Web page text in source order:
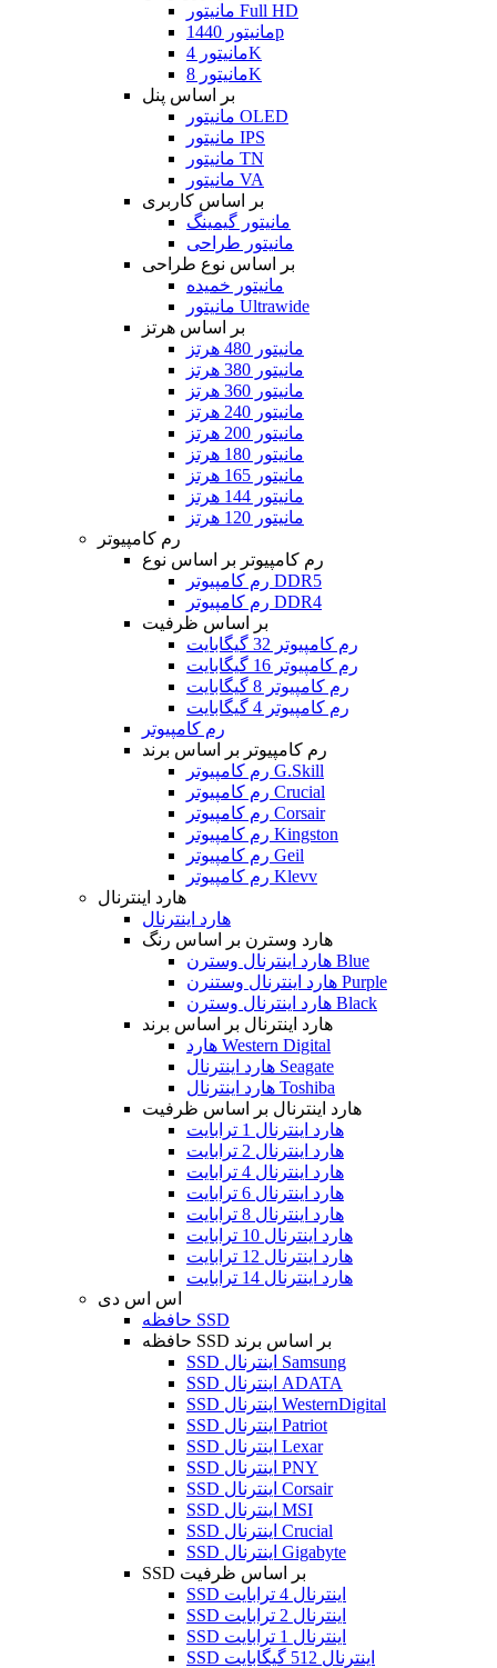
مانیتور Full HD
مانیتور 1440p
مانیتور 4K
مانیتور 8K
بر اساس پنل
مانیتور OLED
مانیتور IPS
مانیتور TN
مانیتور VA
بر اساس کاربری
مانیتور گیمینگ
مانیتور طراحی
بر اساس نوع طراحی
مانیتور خمیده
مانیتور Ultrawide
بر اساس هرتز
مانیتور 480 هرتز
مانیتور 380 هرتز
مانیتور 360 هرتز
مانیتور 240 هرتز
مانیتور 200 هرتز
مانیتور 180 هرتز
مانیتور 165 هرتز
مانیتور 144 هرتز
مانیتور 120 هرتز
رم کامپیوتر
رم کامپیوتر بر اساس نوع
رم کامپیوتر DDR5
رم کامپیوتر DDR4
بر اساس ظرفیت
رم کامپیوتر 32 گیگابایت
رم کامپیوتر 16 گیگابایت
رم کامپیوتر 8 گیگابایت
رم کامپیوتر 4 گیگابایت
رم کامپیوتر
رم کامپیوتر بر اساس برند
رم کامپیوتر G.Skill
رم کامپیوتر Crucial
رم کامپیوتر Corsair
رم کامپیوتر Kingston
رم کامپیوتر Geil
رم کامپیوتر Klevv
هارد اینترنال
هارد اینترنال
هارد وسترن بر اساس رنگ
هارد اینترنال وسترن Blue
هارد اینترنال وستنرن Purple
هارد اینترنال وسترن Black
هارد اینترنال بر اساس برند
هارد Western Digital
هارد اینترنال Seagate
هارد اینترنال Toshiba
هارد اینترنال بر اساس ظرفیت
هارد اینترنال 1 ترابایت
هارد اینترنال 2 ترابایت
هارد اینترنال 4 ترابایت
هارد اینترنال 6 ترابایت
هارد اینترنال 8 ترابایت
هارد اینترنال 10 ترابایت
هارد اینترنال 12 ترابایت
هارد اینترنال 14 ترابایت
اس اس دی
حافظه SSD
حافظه SSD بر اساس برند
SSD اینترنال Samsung
SSD اینترنال ADATA
SSD اینترنال WesternDigital
SSD اینترنال Patriot
SSD اینترنال Lexar
SSD اینترنال PNY
SSD اینترنال Corsair
SSD اینترنال MSI
SSD اینترنال Crucial
SSD اینترنال Gigabyte
SSD بر اساس ظرفیت
SSD اینترنال 4 ترابایت
SSD اینترنال 2 ترابایت
SSD اینترنال 1 ترابایت
SSD اینترنال 512 گیگابایت